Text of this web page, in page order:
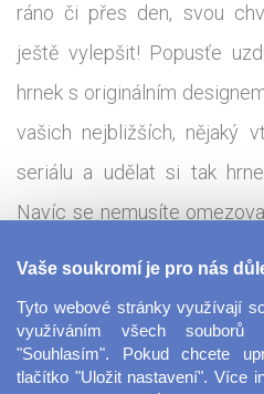
ráno či přes den, svou
ještě vylepšit! Popusťe
hrnek s originálním
vašich nejbližších, nějaký
seriálu a udělat si tak
Navíc se nemusíte
dárek pro nejbližší, který
Tento hrnek je ideální pro
Vaše soukromí je pro nás
Tyto webové stránky využívají
využíváním všech souborů
"Souhlasím". Pokud chcete
tlačítko "Uložit nastavení". Více